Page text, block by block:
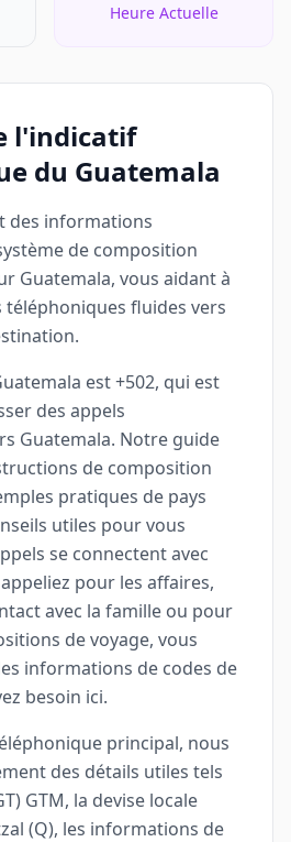
Heure Actuelle
l'indicatif
du Guatemala
des informations
de composition
Guatemala, vous aidant à
téléphoniques fluides vers
est +502, qui est
des appels
Guatemala. Notre guide
de composition
pratiques de pays
utiles pour vous
se connectent avec
pour les affaires,
avec la famille ou pour
de voyage, vous
informations de codes de
besoin ici.
principal, nous
des détails utiles tels
GTM, la devise locale
(Q), les informations de